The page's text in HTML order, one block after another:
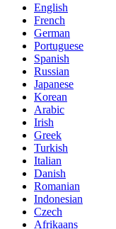
English
French
German
Portuguese
Spanish
Russian
Japanese
Korean
Arabic
Irish
Greek
Turkish
Italian
Danish
Romanian
Indonesian
Czech
Afrikaans